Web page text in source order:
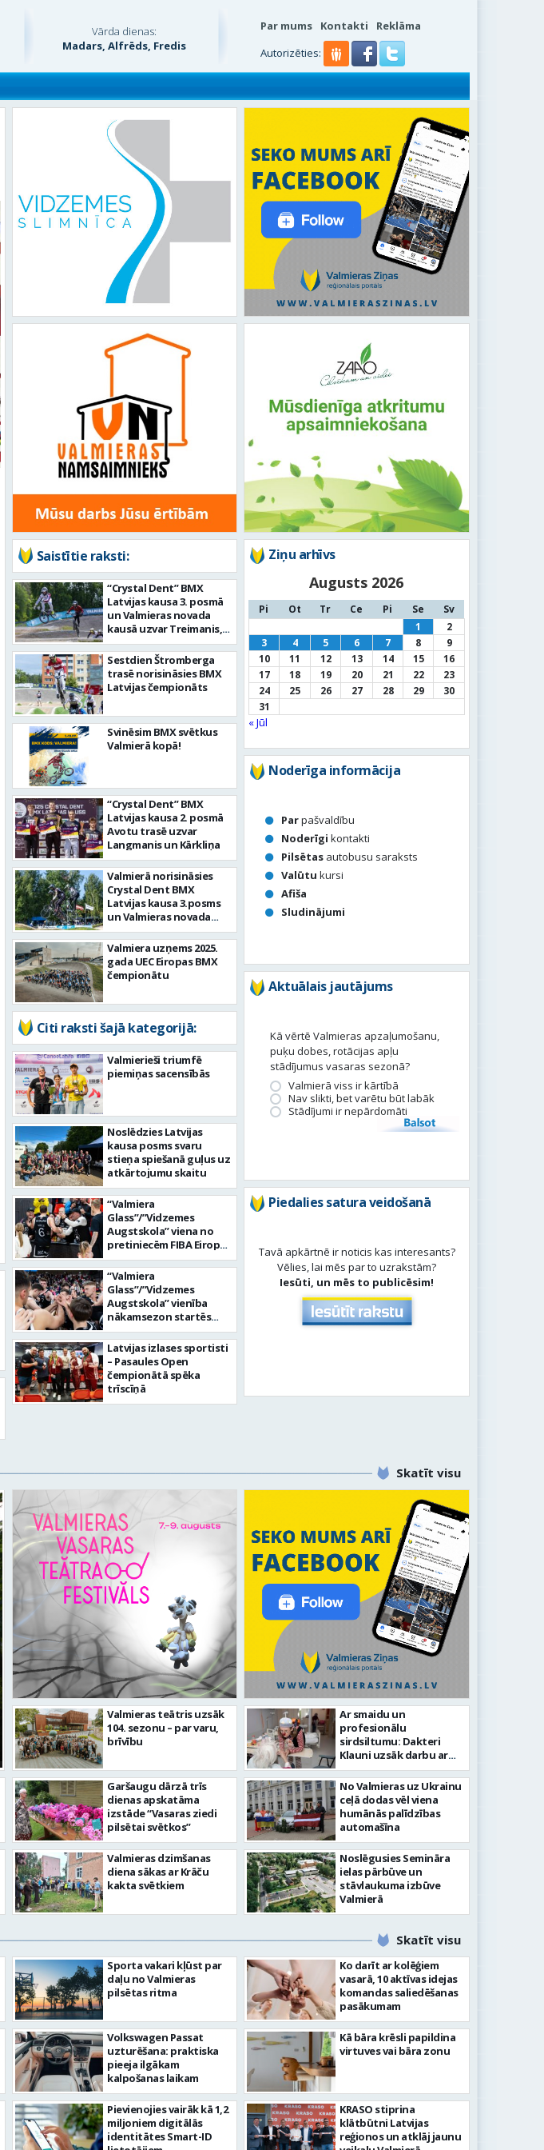
Vārda dienas:
Madars, Alfrēds, Fredis
Par mums Kontakti
Reklāma
Autorizēties:
Saistītie raksti:
“Crystal Dent” BMX
Latvijas kausa 3. posmā
un Valmieras novada
kausā uzvar Treimanis,
Puriņš un Kārkliņa
Sestdien Štromberga
trasē norisināsies BMX
Latvijas čempionāts
Svinēsim BMX svētkus
Valmierā kopā!
“Crystal Dent” BMX
Latvijas kausa 2. posmā
Avotu trasē uzvar
Langmanis un Kārkliņa
Valmierā norisināsies
Crystal Dent BMX
Latvijas kausa 3.posms
un Valmieras novada
kausa izcīņa BMX 2025
Valmiera uzņems 2025.
gada UEC Eiropas BMX
čempionātu
Citi raksti šajā kategorijā:
Valmierieši triumfē
piemiņas sacensībās
Noslēdzies Latvijas
kausa posms svaru
stieņa spiešanā guļus uz
atkārtojumu skaitu
“Valmiera
Glass”/”Vidzemes
Augstskola” viena no
pretiniecēm FIBA Eiropas
kausā būs “Elan Chalon”
“Valmiera
Glass”/”Vidzemes
Augstskola” vienība
nākamsezon startēs
FIBA Eiropas kausā
Latvijas izlases sportisti
– Pasaules Open
čempionātā spēka
trīscīņā
Ziņu arhīvs
Augusts 2026
Pi Ot Tr Ce Pi Se
Sv
1
2
3
4 5 6 7 8
9
10
11 12 13 14 15
16
17
18 19 20 21 22
23
24
25 26 27 28 29
30
31
« Jūl
Noderīga informācija
Parpašvaldību
Noderīgi kontakti
Pilsētas autobusu saraksts
Valūtu kursi
Afiša
Sludinājumi
Aktuālais jautājums
Kā vērtē Valmieras apzaļumošanu,
puķu dobes, rotācijas apļu
stādījumus vasaras sezonā?
Valmierā viss ir kārtībā
Nav slikti, bet varētu būt labāk
Stādījumi ir nepārdomāti
Balsot
Piedalies satura veidošanā
Tavā apkārtnē ir noticis kas interesants?
Vēlies, lai mēs par to uzrakstām?
Iesūti, un mēs to publicēsim!
Skatīt visu
FOTO: Ar daudzveidīgiem notikumiem
aizvadīta Valmieras 743. dzimšanas diena
Valmieras teātris uzsāk
104. sezonu – par varu,
brīvību
Garšaugu dārzā trīs
dienas apskatāma
izstāde “Vasaras ziedi
pilsētai svētkos”
Valmieras dzimšanas
diena sākas ar Krāču
kakta svētkiem
Ar smaidu un
profesionālu
sirdsiltumu: Dakteri
Klauni uzsāk darbu ar
senioriem Vidzemes
slimnīcā
No Valmieras uz Ukrainu
ceļā dodas vēl viena
humānās palīdzības
automašīna
Noslēgusies Semināra
ielas pārbūve un
stāvlaukuma izbūve
Valmierā
Skatīt visu
Sporta vakari kļūst par
daļu no Valmieras
pilsētas ritma
Volkswagen Passat
uzturēšana: praktiska
pieeja ilgākam
kalpošanas laikam
Pievienojies vairāk kā 1,2
miljoniem digitālās
identitātes Smart-ID
Ko darīt ar kolēģiem
vasarā, 10 aktīvas idejas
komandas saliedēšanas
pasākumam
Kā bāra krēsli papildina
virtuves vai bāra zonu
KRASO stiprina
klātbūtni Latvijas
reģionos un atklāj jaunu